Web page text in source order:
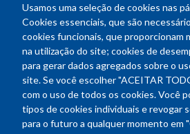
Usamos uma seleção de cookies nas
Cookies essenciais, que são
cookies funcionais, que proporcionam
na utilização do site; cookies de
para gerar dados agregados sobre o
site. Se você escolher "ACEITAR
com o uso de todos os cookies. Você
tipos de cookies individuais e revogar
para o futuro a qualquer momento em
NEWSLETTER
Endereço: SEPN 508,